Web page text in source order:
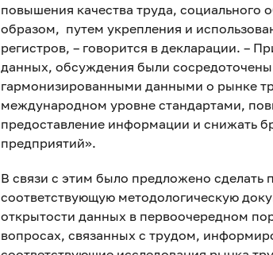
повышения качества труда,
образом, путем укрепления и
регистров, – говорится в декларации. –
данных, обсуждения были
гармонизированными данными о рынке
международном уровне стандартами,
предоставление информации и снижать
предприятий».
В связи с этим было предложено сделать
соответствующую методологическую
открытости данных в первоочередном
вопросах, связанных с трудом,